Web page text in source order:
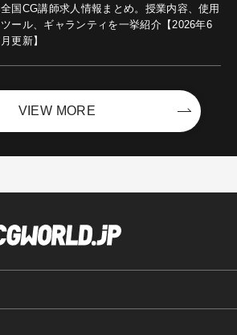
全国CG講師求人情報まとめ。授業内容、使用
ツール、ギャランティを一挙紹介【2026年6
月更新】
VIEW MORE